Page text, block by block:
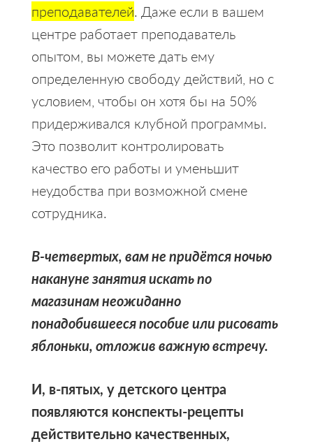
преподавателей. Даже если в вашем
центре работает преподаватель
опытом, вы можете дать ему
определенную свободу действий, но с
условием, чтобы он хотя бы на 50%
придерживался клубной программы.
Это позволит контролировать
качество его работы и уменьшит
неудобства при возможной смене
сотрудника.
В-четвертых, вам не придётся ночью
накануне занятия искать по
магазинам неожиданно
понадобившееся пособие или рисовать
яблоньки, отложив важную встречу.
И, в-пятых, у детского центра
появляются конспекты-рецепты
действительно качественных,